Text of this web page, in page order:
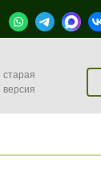
старая
версия